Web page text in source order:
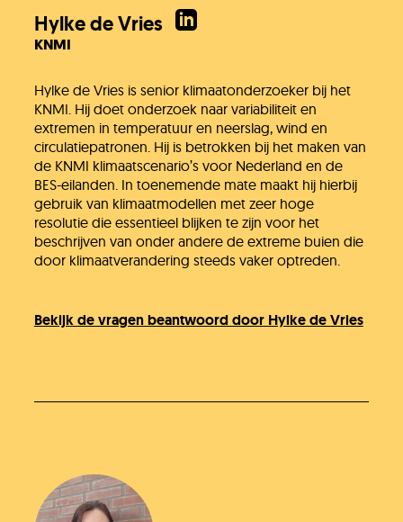
Hylke de Vries
KNMI
Hylke de Vries is senior klimaatonderzoeker bij het
KNMI. Hij doet onderzoek naar variabiliteit en
extremen in temperatuur en neerslag, wind en
circulatiepatronen. Hij is betrokken bij het maken van
de KNMI klimaatscenario’s voor Nederland en de
BES-eilanden. In toenemende mate maakt hij hierbij
gebruik van klimaatmodellen met zeer hoge
resolutie die essentieel blijken te zijn voor het
beschrijven van onder andere de extreme buien die
door klimaatverandering steeds vaker optreden.
Bekijk de vragen beantwoord door Hylke de Vries